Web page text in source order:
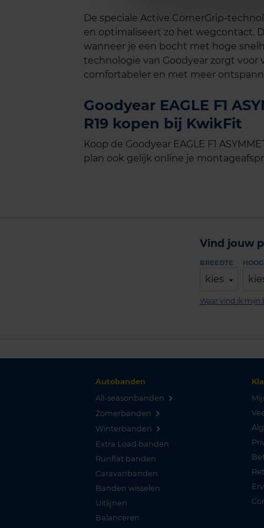
De speciale Active CornerGrip-
en optimaliseert zo het wegcontact.
wanneer je een bocht met hoge
technologie van Goodyear zorgt
comfortabeler en met meer
Goodyear EAGLE F1
R19 kopen bij KwikFit
Koop de Goodyear EAGLE F1
plan ook gelijk online je
Vind jouw
BREEDTE
kies
Waar vind ik mijn
Autobanden
All-seasonbanden
Zomerbanden
Winterbanden
Extra Load banden
Runflat banden
Caravanbanden
Banden wisselen
Uitlijnen
Balanceren